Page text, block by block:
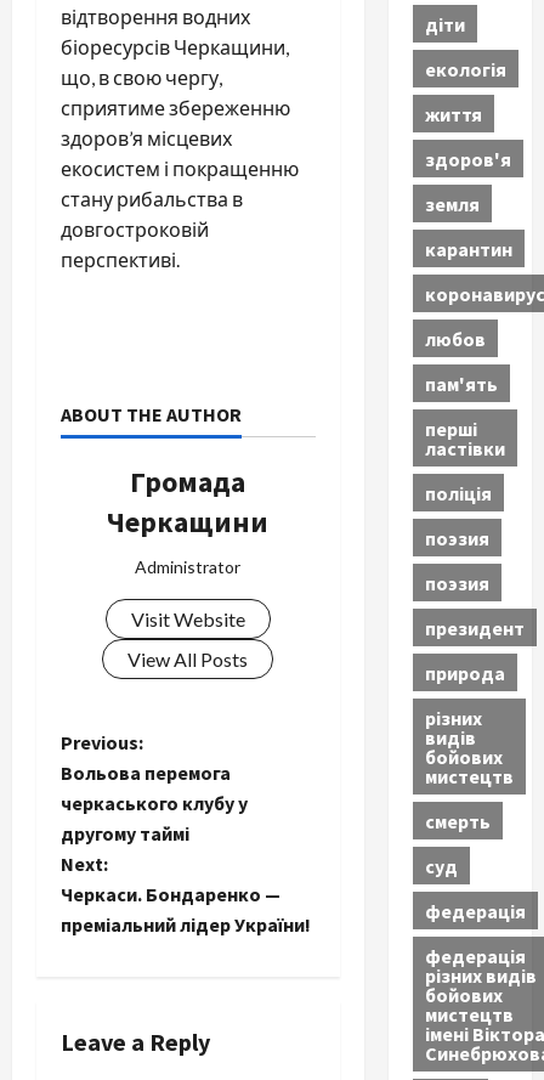
відтворення водних
біоресурсів Черкащини,
що, в свою чергу,
сприятиме збереженню
здоров’я місцевих
екосистем і покращенню
стану рибальства в
довгостроковій
перспективі.
ABOUT THE AUTHOR
Громада
Черкащини
Administrator
Visit Website
View All Posts
P
o
s
t
v
Previous:
Вольова перемога
черкаського клубу у
другому таймі
Next:
Черкаси. Бондаренко —
преміальний лідер України!
Leave a Reply
діти
екологія
життя
здоров'я
земля
карантин
коронавирус
любов
пам'ять
перші
ластівки
поліція
поэзия
поэзия
президент
природа
різних
видів
бойових
мистецтв
смерть
суд
федерація
федерація
різних видів
бойових
мистецтв
імені Віктора